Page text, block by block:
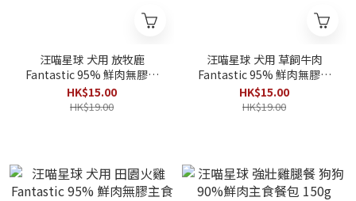
汪喵星球 犬用 放牧鹿
Fantastic 95% 鮮肉無膠主
食罐 80g
HK$15.00
HK$19.00
汪喵星球 犬用 草飼牛肉
Fantastic 95% 鮮肉無膠主
食罐 80g
HK$15.00
HK$19.00